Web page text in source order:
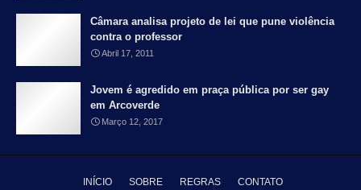
Câmara analisa projeto de lei que pune violência
contra o professor
Abril 17, 2011
Jovem é agredido em praça pública por ser gay
em Arcoverde
Março 12, 2017
INÍCIO SOBRE REGRAS CONTATO